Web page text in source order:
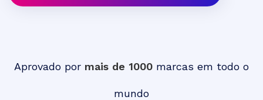
Aprovado por mais de 1000 marcas em todo o
mundo